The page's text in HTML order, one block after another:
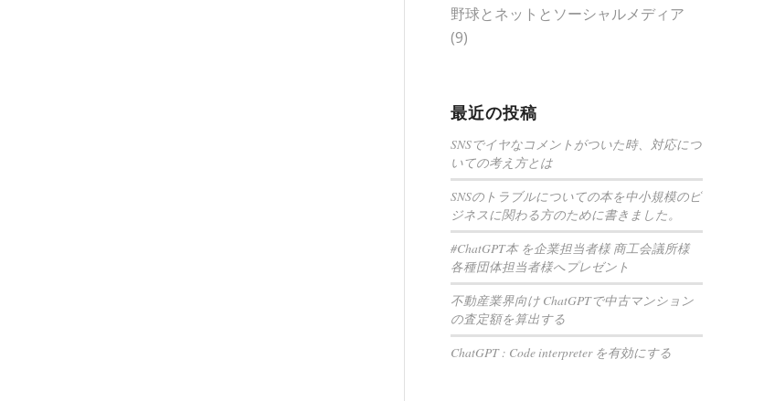
野球とネットとソーシャルメディア
(9)
最近の投稿
SNSでイヤなコメントがついた時、対応につ
いての考え方とは
SNSのトラブルについての本を中小規模のビ
ジネスに関わる方のために書きました。
#ChatGPT本 を企業担当者様 商工会議所様
各種団体担当者様へプレゼント
不動産業界向け ChatGPTで中古マンション
の査定額を算出する
ChatGPT : Code interpreter を有効にする